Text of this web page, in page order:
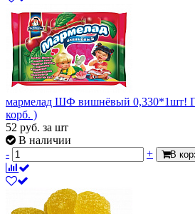
мармелад ШФ вишнёвый
корб. )
52 руб. за шт
В наличии
-
+ В